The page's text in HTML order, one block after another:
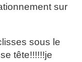
sur
sous le
tête!!!!!!je